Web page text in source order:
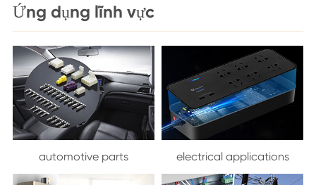
Ứng dụng lĩnh vực
automotive parts electrical applications